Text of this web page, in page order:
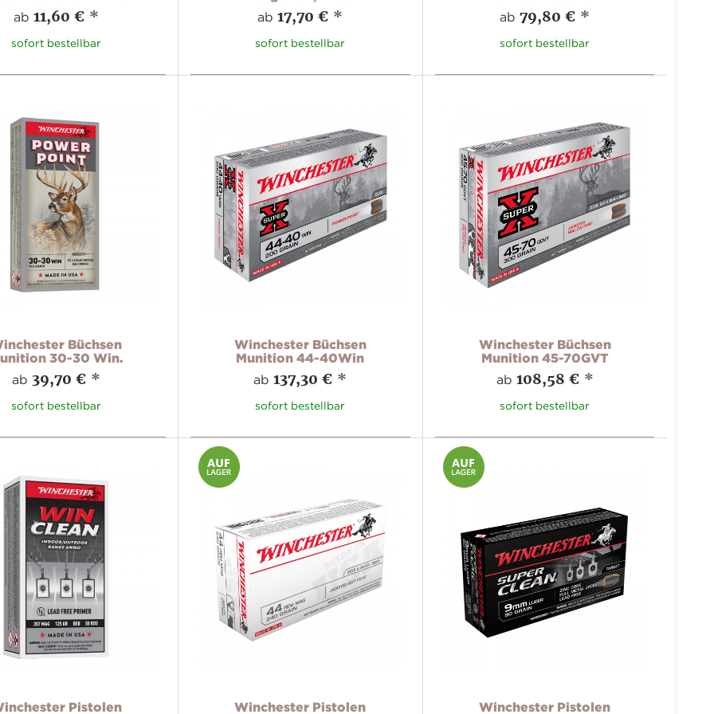
ab 11,60 € *
sofort bestellbar
ab17,70 € *
sofort bestellbar
ab 79,80 € *
sofort bestellbar
Büchsen
30-30 Win.
ab 39,70 € *
sofort bestellbar
Winchester Büchsen
Munition 44-40Win
ab137,30 € *
sofort bestellbar
Winchester Büchsen
Munition 45-70GVT
ab 108,58 € *
sofort bestellbar
Pistolen
Winchester Pistolen
Winchester Pistolen